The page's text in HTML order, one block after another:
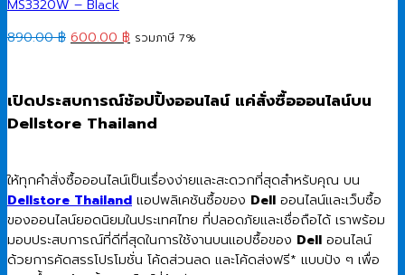
MS3320W – Black
890.00฿ Original
890.00 ฿.
600.00฿ Current
600.00 ฿.
รวมภาษี 7%
เปิดประสบการณ์ช้อปปิ้งออนไลน์ แค่สั่งซื้อออนไลน์บน
Dellstore Thailand
ให้ทุกคำสั่งซื้อออนไลน์เป็นเรื่องง่ายและสะดวกที่สุดสำหรับคุณ บน
Dellstore Thailand แอปพลิเคชันซื้อของ Dell ออนไลน์และเว็บซื้อ
ของออนไลน์ยอดนิยมในประเทศไทย ที่ปลอดภัยและเชื่อถือได้ เราพร้อม
มอบประสบการณ์ที่ดีที่สุดในการใช้งานบนแอปซื้อของ Dell ออนไลน์
ด้วยการคัดสรรโปรโมชั่น โค้ดส่วนลด และโค้ดส่งฟรี* แบบปัง ๆ เพื่อ